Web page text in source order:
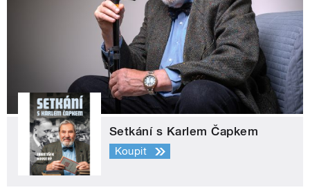
Setkání s Karlem Čapkem
Koupit